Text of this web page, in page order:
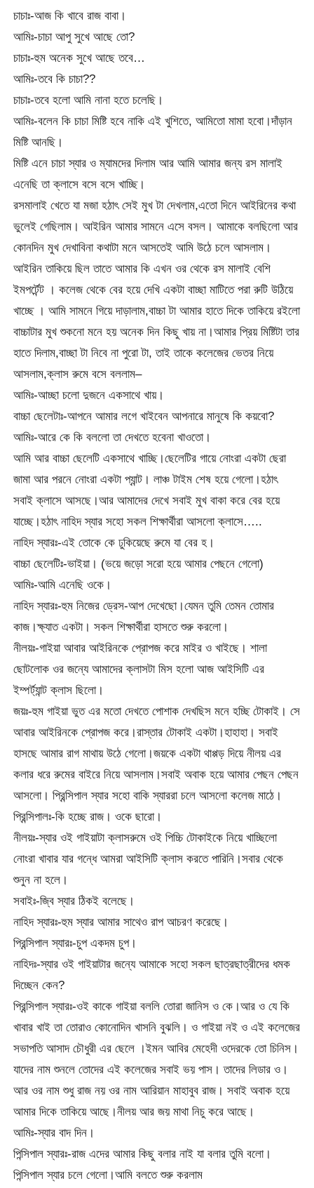
চাচাঃ-আজ কি খাবে রাজ বাবা।
আমিঃ-চাচা আপু সুখে আছে তো?
চাচাঃ-হুম অনেক সুখে আছে তবে…
আমিঃ-তবে কি চাচা??
চাচাঃ-তবে হলো আমি নানা হতে চলেছি।
আমিঃ-বলেন কি চাচা মিষ্টি হবে নাকি এই খুশিতে, আমিতো মামা হবো।দাঁড়ান
মিষ্টি আনছি।
মিষ্টি এনে চাচা স্যার ও ম্যামদের দিলাম আর আমি আমার জন্য রস মালাই
এনেছি তা ক্লাসে বসে বসে খাচ্ছি।
রসমালাই খেতে যা মজা হঠাৎ সেই মুখ টা দেখলাম,এতো দিনে আইরিনের কথা
ভুলেই গেছিলাম। আইরিন আমার সামনে এসে বসল। আমাকে বলছিলো আর
কোনদিন মুখ দেখাবিনা কথাটা মনে আসতেই আমি উঠে চলে আসলাম।
আইরিন তাকিয়ে ছিল তাতে আমার কি এখন ওর থেকে রস মালাই বেশি
ইমপর্টেন্ট । কলেজ থেকে বের হয়ে দেখি একটা বাচ্ছা মাটিতে পরা রুটি উঠিয়ে
খাচ্ছে । আমি সামনে গিয়ে দাড়ালাম,বাচ্চা টা আমার হাতে দিকে তাকিয়ে রইলো
বাচ্চাটার মুখ শুকনো মনে হয় অনেক দিন কিছু খায় না।আমার প্রিয় মিষ্টিটা তার
হাতে দিলাম,বাচ্ছা টা নিবে না পুরো টা, তাই তাকে কলেজের ভেতর নিয়ে
আসলাম,ক্লাস রুমে বসে বললাম–
আমিঃ-আচ্ছা চলো দুজনে একসাথে খায়।
বাচ্চা ছেলেটাঃ-আপনে আমার লগে খাইবেন আপনারে মানুষে কি কয়বো?
আমিঃ-আরে কে কি বললো তা দেখতে হবেনা খাওতো।
আমি আর বাচ্চা ছেলেটি একসাথে খাচ্ছি।ছেলেটির গায়ে নোংরা একটা ছেরা
জামা আর পরনে নোংরা একটা প্যান্ট। লাঞ্চ টাইম শেষ হয়ে গেলো।হঠাৎ
সবাই ক্লাসে আসছে।আর আমাদের দেখে সবাই মুখ বাকা করে বের হয়ে
যাচ্ছে।হঠাৎ নাহিদ স্যার সহো সকল শিক্ষার্থীরা আসলো ক্লাসে…..
নাহিদ স্যারঃ-এই তোকে কে ঢুকিয়েছে রুমে যা বের হ।
বাচ্চা ছেলেটিঃ-ভাইয়া। (ভয়ে জড়ো সরো হয়ে আমার পেছনে গেলো)
আমিঃ-আমি এনেছি ওকে।
নাহিদ স্যারঃ-হুম নিজের ড্রেস-আপ দেখেছো।যেমন তুমি তেমন তোমার
কাজ।ক্ষ্যাত একটা। সকল শিক্ষার্থীরা হাসতে শুরু করলো।
নীলয়ঃ-গাইয়া আবার আইরিনকে প্রোপজ করে মাইর ও খাইছে। শালা
ছোটলোক ওর জন্যে আমাদের ক্লাসটা মিস হলো আজ আইসিটি এর
ইম্পর্ট্যান্ট ক্লাস ছিলো।
জয়ঃ-হুম গাইয়া ভুত এর মতো দেখতে পোশাক দেখছিস মনে হচ্ছি টোকাই। সে
আবার আইরিনকে প্রোপজ করে।রাস্তার টোকাই একটা।হাহাহা। সবাই
হাসছে আমার রাগ মাথায় উঠে গেলো।জয়কে একটা থাপ্পড় দিয়ে নীলয় এর
কলার ধরে রুমের বাইরে নিয়ে আসলাম।সবাই অবাক হয়ে আমার পেছন পেছন
আসলো। প্রিন্সিপাল স্যার সহো বাকি স্যাররা চলে আসলো কলেজ মাঠে।
প্রিন্সিপালঃ-কি হচ্ছে রাজ। ওকে ছারো।
নীলয়ঃ-স্যার ওই গাইয়াটা ক্লাসরুমে ওই পিচ্চি টোকাইকে নিয়ে খাচ্ছিলো
নোংরা খাবার যার গন্ধে আমরা আইসিটি ক্লাস করতে পারিনি।সবার থেকে
শুনুন না হলে।
সবাইঃ-জ্বি স্যার ঠিকই বলেছে।
নাহিদ স্যারঃ-হুম স্যার আমার সাথেও রাপ আচরণ করেছে।
প্রিন্সিপাল স্যারঃ-চুপ একদম চুপ।
নাহিদঃ-স্যার ওই গাইয়াটার জন্যে আমাকে সহো সকল ছাত্রছাত্রীদের ধমক
দিচ্ছেন কেন?
প্রিন্সিপাল স্যারঃ-ওই কাকে গাইয়া বললি তোরা জানিস ও কে।আর ও যে কি
খাবার খাই তা তোরাও কোনোদিন খাসনি বুঝলি। ও গাইয়া নই ও এই কলেজের
সভাপতি আসাদ চৌধুরী এর ছেলে ।ইমন আবির মেহেদী ওদেরকে তো চিনিস।
যাদের নাম শুনলে তোদের এই কলেজের সবাই ভয় পাস। তাদের লিডার ও।
আর ওর নাম শুধু রাজ নয় ওর নাম আরিয়ান মাহাবুব রাজ। সবাই অবাক হয়ে
আমার দিকে তাকিয়ে আছে।নীলয় আর জয় মাথা নিচু করে আছে।
আমিঃ-স্যার বাদ দিন।
পিন্সিপাল স্যারঃ-রাজ এদের আমার কিছু বলার নাই যা বলার তুমি বলো।
পিন্সিপাল স্যার চলে গেলো।আমি বলতে শুরু করলাম